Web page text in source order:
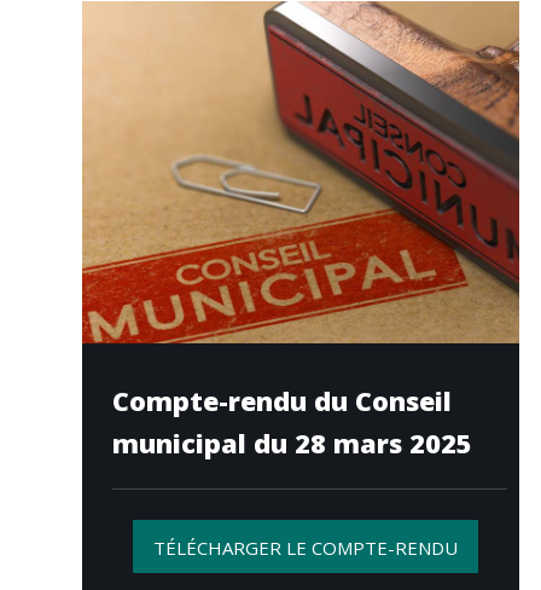
Compte-rendu du Conseil
municipal du 28 mars 2025
TÉLÉCHARGER LE COMPTE-RENDU